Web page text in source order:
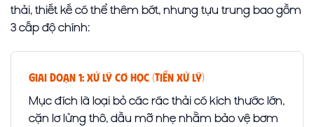
thải, thiết kế có thể thêm bớt, nhưng tựu trung bao gồm
3 cấp độ chính:
Giai Đoạn 1: Xử Lý Cơ Học (Tiền Xử Lý)
Mục đích là loại bỏ các rác thải có kích thước lớn,
cặn lơ lửng thô, dầu mỡ nhẹ nhằm bảo vệ bơm